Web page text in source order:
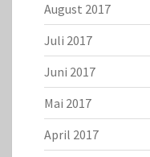
August 2017
Juli 2017
Juni 2017
Mai 2017
April 2017